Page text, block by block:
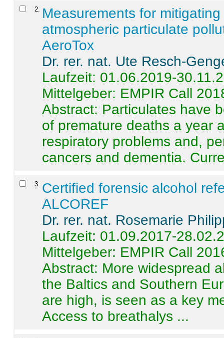
2
Measurements for
atmospheric particulate
AeroTox
Dr. rer. nat. Ute Resch-
Laufzeit: 01.06.2019-
Mittelgeber: EMPIR Call
Abstract: Particulates have
of premature deaths a year
respiratory problems and,
cancers and dementia.
3 Certified forensic alcohol
ALCOREF
Dr. rer. nat. Rosemarie
Laufzeit: 01.09.2017-
Mittelgeber: EMPIR Call
Abstract: More widespread
the Baltics and Southern
are high, is seen as a key
Access to breathalys ...